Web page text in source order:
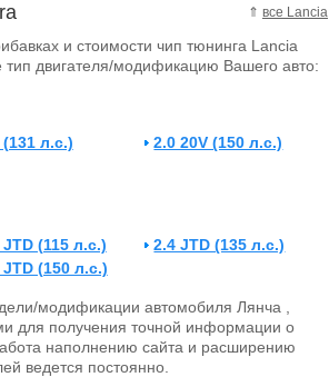
⇑ все Lancia
и стоимости чип тюнинга Lancia
тип двигателя/модификацию Вашего авто:
(131 л.с.)
2.0 20V (150 л.с.)
JTD (115 л.с.)
2.4 JTD (135 л.с.)
JTD (150 л.с.)
модификации автомобиля Лянча ,
для получения точной информации о
наполнению сайта и расширению
ведется постоянно.